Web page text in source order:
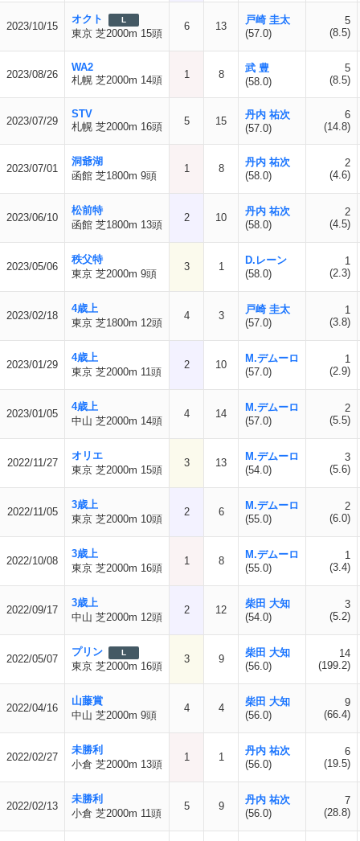
2023/10/15
オクト L
東京 芝2000m 15頭
6 13
戸崎 圭太
(57.0)
5
(8.5)
2023/08/26
WA2
札幌 芝2000m 14頭
1 8
武 豊
(58.0)
5
(8.5)
2023/07/29
STV
札幌 芝2000m 16頭
5 15
丹内 祐次
(57.0)
6
(14.8)
2023/07/01
洞爺湖
函館 芝1800m 9頭
1 8
丹内 祐次
(58.0)
2
(4.6)
2023/06/10
松前特
函館 芝1800m 13頭
2 10
丹内 祐次
(58.0)
2
(4.5)
2023/05/06
秩父特
東京 芝2000m 9頭
3 1
D.レーン
(58.0)
1
(2.3)
2023/02/18
4歳上
東京 芝1800m 12頭
4 3
戸崎 圭太
(57.0)
1
(3.8)
2023/01/29
4歳上
東京 芝2000m 11頭
2 10
M.デムーロ
(57.0)
1
(2.9)
2023/01/05
4歳上
中山 芝2000m 14頭
4 14
M.デムーロ
(57.0)
2
(5.5)
2022/11/27
オリエ
東京 芝2000m 15頭
3 13
M.デムーロ
(54.0)
3
(5.6)
2022/11/05
3歳上
東京 芝2000m 10頭
2 6
M.デムーロ
(55.0)
2
(6.0)
2022/10/08
3歳上
東京 芝2000m 16頭
1 8
M.デムーロ
(55.0)
1
(3.4)
2022/09/17
3歳上
中山 芝2000m 12頭
2 12
柴田 大知
(54.0)
3
(5.2)
2022/05/07
プリン L
東京 芝2000m 16頭
3 9
柴田 大知
(56.0)
14
(199.2)
2022/04/16
山藤賞
中山 芝2000m 9頭
4 4
柴田 大知
(56.0)
9
(66.4)
2022/02/27
未勝利
小倉 芝2000m 13頭
1 1
丹内 祐次
(56.0)
6
(19.5)
2022/02/13
未勝利
小倉 芝2000m 11頭
5 9
丹内 祐次
(56.0)
7
(28.8)